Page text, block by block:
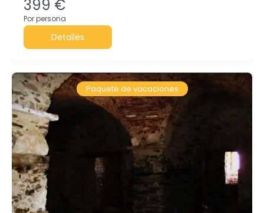
399 €
Por persona
Detalles
Paquete de vacaciones